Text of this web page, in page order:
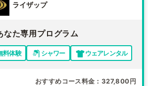
ライザップ
なた専用プログラム
料体験 シャワー ウェアレンタル
おすすめコース料金 327,800円